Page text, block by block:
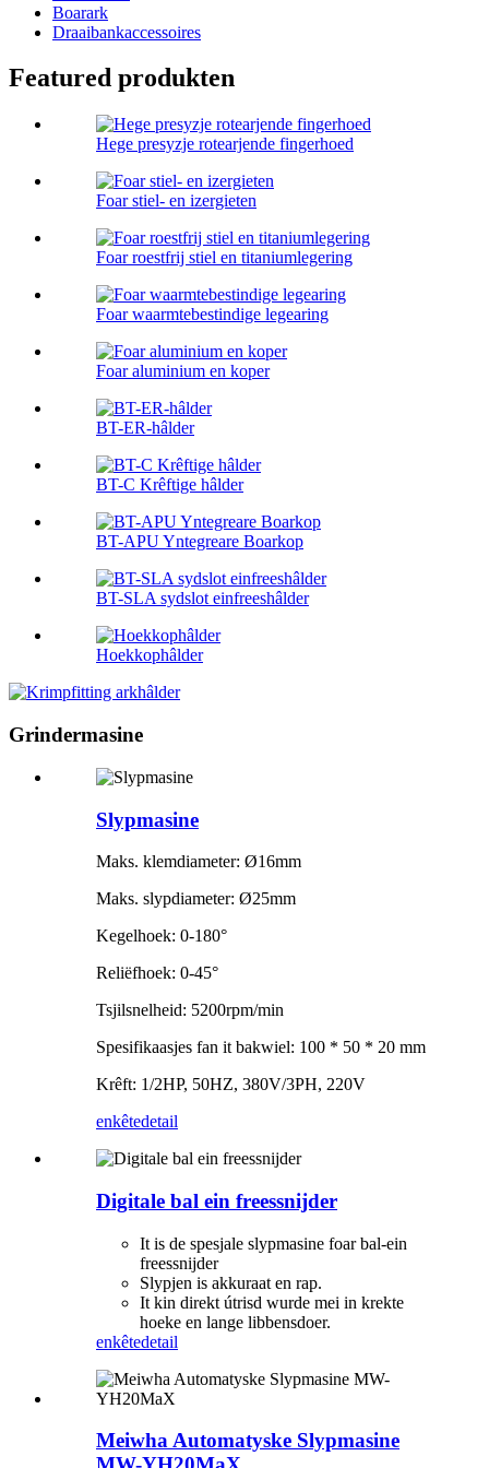
Boarark
Draaibankaccessoires
Featured produkten
Hege presyzje rotearjende fingerhoed
Foar stiel- en izergieten
Foar roestfrij stiel en titaniumlegering
Foar waarmtebestindige legearing
Foar aluminium en koper
BT-ER-hâlder
BT-C Krêftige hâlder
BT-APU Yntegreare Boarkop
BT-SLA sydslot einfreeshâlder
Hoekkophâlder
Grindermasine
Slypmasine
Maks. klemdiameter: Ø16mm
Maks. slypdiameter: Ø25mm
Kegelhoek: 0-180°
Reliëfhoek: 0-45°
Tsjilsnelheid: 5200rpm/min
Spesifikaasjes fan it bakwiel: 100 * 50 * 20 mm
Krêft: 1/2HP, 50HZ, 380V/3PH, 220V
enkêtedetail
Digitale bal ein freessnijder
It is de spesjale slypmasine foar bal-ein
freessnijder
Slypjen is akkuraat en rap.
It kin direkt útrisd wurde mei in krekte
hoeke en lange libbensdoer.
enkêtedetail
Meiwha Automatyske Slypmasine